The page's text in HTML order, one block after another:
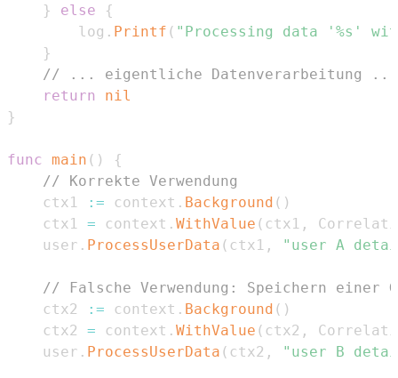
}
else
{
		log
. Printf ( "Processing data '%s'
}
// ... eigentliche Datenverarbeitung ...
return
nil
}
func main ( )
{
// Korrekte Verwendung
	ctx1
:= context . Background ( )
	ctx1
= context . WithValue ( ctx1 ,
	user
. ProcessUserData ( ctx1 , "user A
// Falsche Verwendung: Speichern einer
	ctx2
:= context . Background ( )
	ctx2
= context . WithValue ( ctx2 ,
	user
. ProcessUserData ( ctx2 , "user B